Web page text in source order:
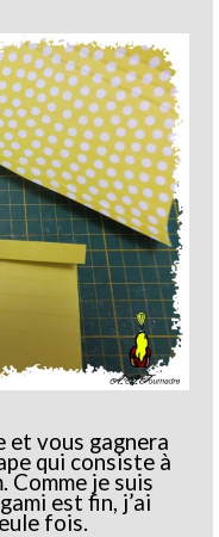
et vous gagnera
qui consiste à
Comme je suis
est fin, j’ai
fois.